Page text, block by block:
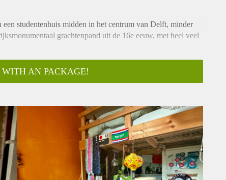
studentenhuis midden in het centrum van Delft, minder
grachtenpand uit de 16e eeuw, met heel veel
studeert aan de TU Delft.
5 juli tot 5 september. Ideaal als je (tijdelijk) in Delft wil
een super centrale locatie wil zitten voor relatief weinig geld.
+31 6 53 219019.
AN PACKAGE!